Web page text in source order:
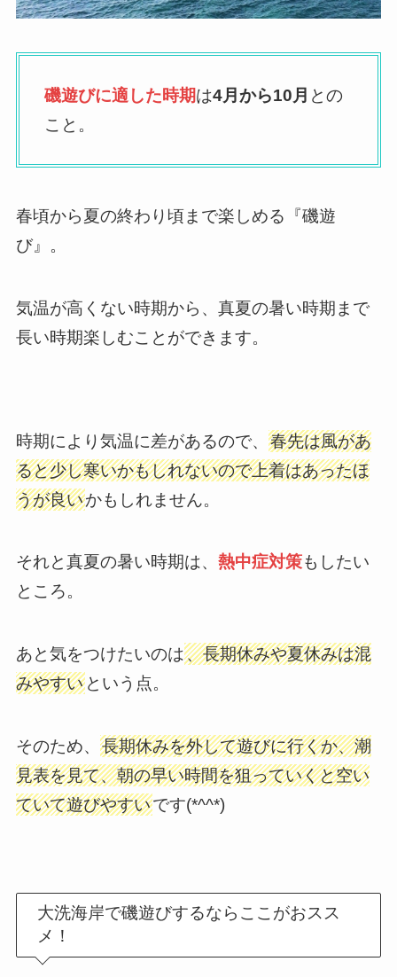
磯遊びに適した時期は4月から10月 との
こと。
春頃から夏の終わり頃まで楽しめる『磯遊
び』。
気温が高くない時期から、真夏の暑い時期まで
長い時期楽しむことができます。
時期により気温に差があるので、 春先は風があ
ると少し寒いかもしれないので上着はあったほ
うが良いかもしれません。
それと真夏の暑い時期は、 熱中症対策もしたい
ところ。
あと気をつけたいのは、長期休みや夏休みは混
みやすいという点。
そのため、 長期休みを外して遊びに行くか、潮
見表を見て、朝の早い時間を狙っていくと空い
ていて遊びやすいです(*^^*)
大洗海岸で磯遊びするならここがおスス
メ！